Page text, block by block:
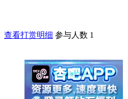
查看打赏明细 参与人数 1